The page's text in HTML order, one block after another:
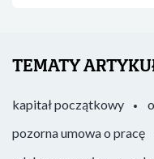
TEMATY
kapitał początkowy
pozorna umowa o pracę